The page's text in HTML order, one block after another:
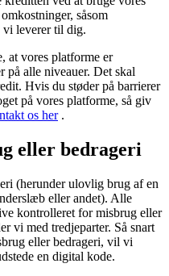
såsom
vi leverer til dig.
at vores platforme er
alle niveauer. Det skal
Hvis du støder på barrierer
på vores platforme, så giv
os her.
eller bedrageri
(herunder ulovlig brug af en
eller andet). Alle
kontrolleret for misbrug eller
vi med tredjeparter. Så snart
eller bedrageri, vil vi
en digital kode.